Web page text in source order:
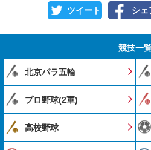
ツイート シェ
競技一
北京パラ五輪
プロ野球(2軍)
高校野球